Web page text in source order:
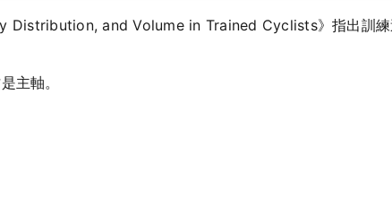
Distribution, and Volume in Trained Cyclists》指出訓練
主軸。